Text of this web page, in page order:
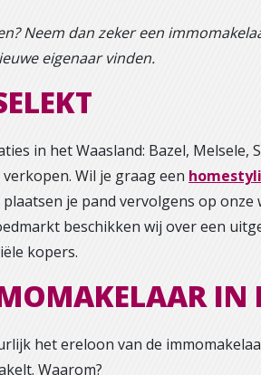
Neem dan zeker een
eigenaar vinden.
in het Waasland: Bazel,
Wil je graag een
je pand vervolgens op
beschikken wij over een
kopers.
IN
het ereloon van de
Waarom?